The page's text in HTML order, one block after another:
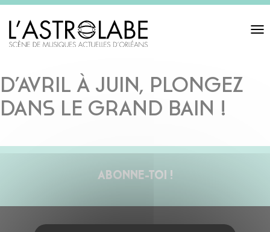
Toggle
D’AVRIL À JUIN, PLONGEZ
DANS LE GRAND BAIN !
ABONNE-TOI !